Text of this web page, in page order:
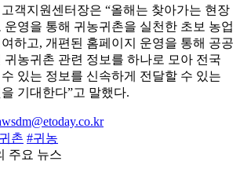
객지원센터장은 “올해는 찾아가는 현장
영을 통해 귀농귀촌을 실천한 초보 농업
하고, 개편된 홈페이지 운영을 통해 공공
귀농귀촌 관련 정보를 하나로 모아 전국
있는 정보를 신속하게 전달할 수 있는
기대한다”고 말했다.
촌 #귀농
주요 뉴스